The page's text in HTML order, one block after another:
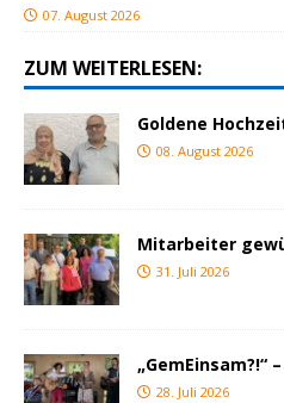
07. August 2026
ZUM WEITERLESEN:
Goldene
08. August 2026
Mitarbeiter
31. Juli 2026
„GemEinsam?!“
28. Juli 2026